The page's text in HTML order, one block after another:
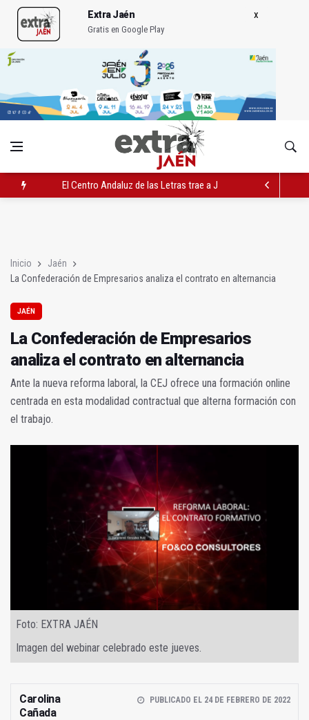
Extra Jaén
Gratis en Google Play
El Centro Andaluz de las Letras trae a Jaén al filósofo Omar
Inicio
Jaén
La Confederación de Empresarios analiza el contrato en alternancia
JAÉN
La Confederación de Empresarios
analiza el contrato en alternancia
Ante la nueva reforma laboral, la CEJ ofrece una formación online
centrada en esta modalidad contractual que alterna formación con
el trabajo.
Foto: EXTRA JAÉN
Imagen del webinar celebrado este jueves.
Carolina
Cañada
PUBLICADO EL 24 DE FEBRERO DE 2022